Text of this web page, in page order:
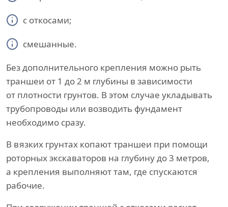
с откосами;
смешанные.
Без дополнительного крепления можно рыть
траншеи от 1 до 2 м глубины в зависимости
от плотности грунтов. В этом случае укладывать
трубопроводы или возводить фундамент
необходимо сразу.
В вязких грунтах копают траншеи при помощи
роторных экскаваторов на глубину до 3 метров,
а крепления выполняют там, где спускаются
рабочие.